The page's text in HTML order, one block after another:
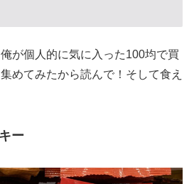
が個人的に気に入った100均で買
めてみたから読んで！そして食え
ー